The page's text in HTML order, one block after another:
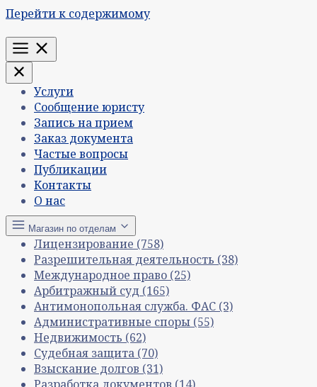
Перейти к содержимому
Меню
Услуги
Сообщение юристу
Запись на прием
Заказ документа
Частые вопросы
Публикации
Контакты
О нас
Магазин по отделам
Лицензирование (758)
Разрешительная деятельность (38)
Международное право (25)
Арбитражный суд (165)
Антимонопольная служба. ФАС (3)
Административные споры (55)
Недвижимость (62)
Судебная защита (70)
Взыскание долгов (31)